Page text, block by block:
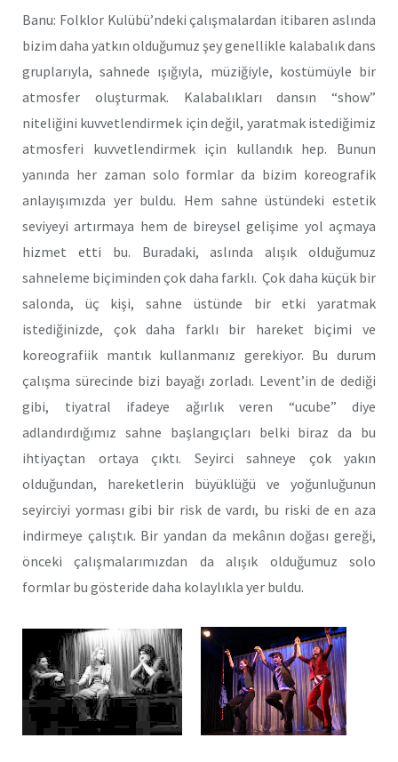
Banu: Folklor Kulübü’ndeki çalışmalardan itibaren aslında
bizim daha yatkın olduğumuz şey genellikle kalabalık dans
gruplarıyla, sahnede ışığıyla, müziğiyle, kostümüyle bir
atmosfer oluşturmak. Kalabalıkları dansın “show”
niteliğini kuvvetlendirmek için değil, yaratmak istediğimiz
atmosferi kuvvetlendirmek için kullandık hep. Bunun
yanında her zaman solo formlar da bizim koreografik
anlayışımızda yer buldu. Hem sahne üstündeki estetik
seviyeyi artırmaya hem de bireysel gelişime yol açmaya
hizmet etti bu. Buradaki, aslında alışık olduğumuz
sahneleme biçiminden çok daha farklı. Çok daha küçük bir
salonda, üç kişi, sahne üstünde bir etki yaratmak
istediğinizde, çok daha farklı bir hareket biçimi ve
koreografiik mantık kullanmanız gerekiyor. Bu durum
çalışma sürecinde bizi bayağı zorladı. Levent’in de dediği
gibi, tiyatral ifadeye ağırlık veren “ucube” diye
adlandırdığımız sahne başlangıçları belki biraz da bu
ihtiyaçtan ortaya çıktı. Seyirci sahneye çok yakın
olduğundan, hareketlerin büyüklüğü ve yoğunluğunun
seyirciyi yorması gibi bir risk de vardı, bu riski de en aza
indirmeye çalıştık. Bir yandan da mekânın doğası gereği,
önceki çalışmalarımızdan da alışık olduğumuz solo
formlar bu gösteride daha kolaylıkla yer buldu.